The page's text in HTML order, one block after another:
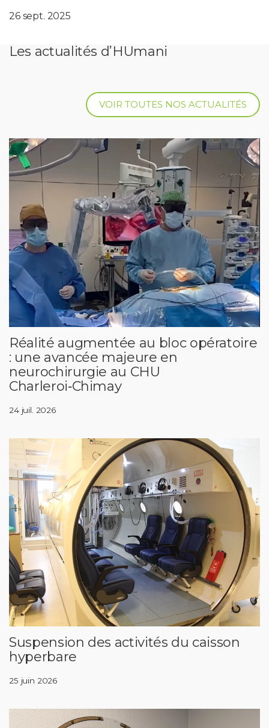
26 sept. 2025
Les actualités d’HUmani
VOIR TOUTES NOS ACTUALITÉS
Réalité augmentée au bloc opératoire
: une avancée majeure en
neurochirurgie au CHU
Charleroi‑Chimay
24 juil. 2026
Suspension des activités du caisson
hyperbare
25 juin 2026